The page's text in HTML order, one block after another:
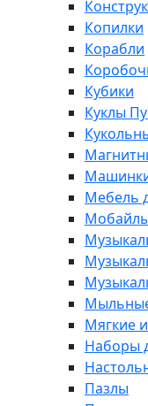
Копилки
Корабли
Кубики
Куклы
Мебель
Мягкие
Наборы
Пазлы